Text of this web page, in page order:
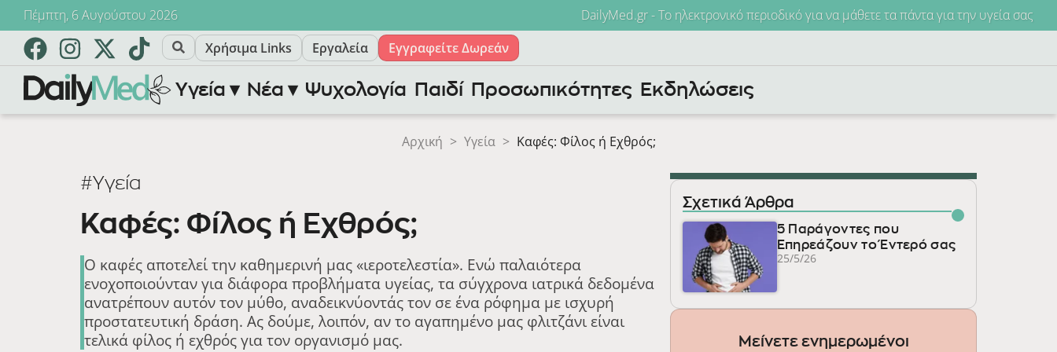
Πέμπτη, 6 Αυγούστου 2026
DailyMed.gr - Το ηλεκτρονικό περιοδικό για να μάθετε τα πάντα για την υγεία σας
Χρήσιμα Links
Εργαλεία Εγγραφείτε Δωρεάν
Υγεία ▾ Νέα ▾ Ψυχολογία Παιδί Προσωπικότητες Εκδηλώσεις
Αρχική > Υγεία > Καφές: Φίλος ή Εχθρός;
#Υγεία
Καφές: Φίλος ή Εχθρός;
Ο καφές αποτελεί την καθημερινή μας «ιεροτελεστία». Ενώ παλαιότερα
ενοχοποιούνταν για διάφορα προβλήματα υγείας, τα σύγχρονα ιατρικά δεδομένα
ανατρέπουν αυτόν τον μύθο, αναδεικνύοντάς τον σε ένα ρόφημα με ισχυρή
προστατευτική δράση. Ας δούμε, λοιπόν, αν το αγαπημένο μας φλιτζάνι είναι
τελικά φίλος ή εχθρός για τον οργανισμό μας.
Σχετικά Άρθρα
5 Παράγοντες που
Επηρεάζουν το Έντερό σας
25/5/26
Μείνετε ενημερωμένοι